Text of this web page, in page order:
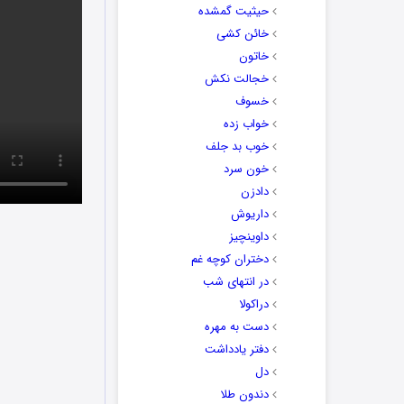
حیثیت گمشده
خائن کشی
خاتون
خجالت نکش
خسوف
خواب زده
خوب بد جلف
خون سرد
دادزن
داریوش
داوینچیز
دختران کوچه غم
در انتهای شب
دراکولا
دست به مهره
دفتر یادداشت
دل
دندون طلا